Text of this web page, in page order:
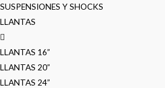
SUSPENSIONES Y SHOCKS
LLANTAS
LLANTAS 16”
LLANTAS 20”
LLANTAS 24”